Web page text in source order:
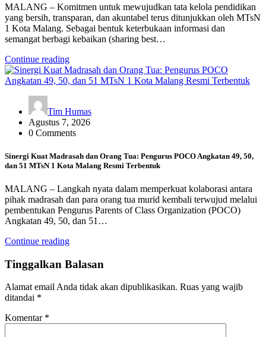
MALANG – Komitmen untuk mewujudkan tata kelola pendidikan
yang bersih, transparan, dan akuntabel terus ditunjukkan oleh MTsN
1 Kota Malang. Sebagai bentuk keterbukaan informasi dan
semangat berbagi kebaikan (sharing best…
Continue reading
Tim Humas
Agustus 7, 2026
0 Comments
Sinergi Kuat Madrasah dan Orang Tua: Pengurus POCO Angkatan 49, 50,
dan 51 MTsN 1 Kota Malang Resmi Terbentuk
MALANG – Langkah nyata dalam memperkuat kolaborasi antara
pihak madrasah dan para orang tua murid kembali terwujud melalui
pembentukan Pengurus Parents of Class Organization (POCO)
Angkatan 49, 50, dan 51…
Continue reading
Tinggalkan Balasan
Alamat email Anda tidak akan dipublikasikan. Ruas yang wajib
ditandai *
Komentar *